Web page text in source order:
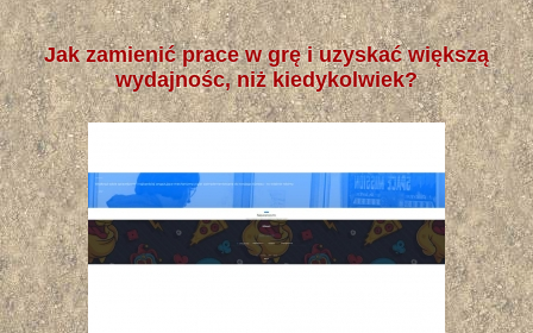
Jak zamienić prace w grę i uzyskać większą
wydajnośc, niż kiedykolwiek?